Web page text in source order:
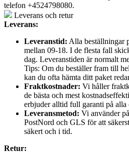
telefon +4524798080.
Leverans och retur
Leverans:
Leveranstid: Alla beställningar
mellan 09-18. I de flesta fall
dag. Leveranstiden är normalt
Tips: Om du beställer fram till
kan du ofta hämta ditt paket
Fraktkostnader: Vi håller
de bästa och mest
erbjuder alltid full garanti på alla
Leveransmetod: Vi använder
PostNord och GLS för att
säkert och i tid.
Retur: